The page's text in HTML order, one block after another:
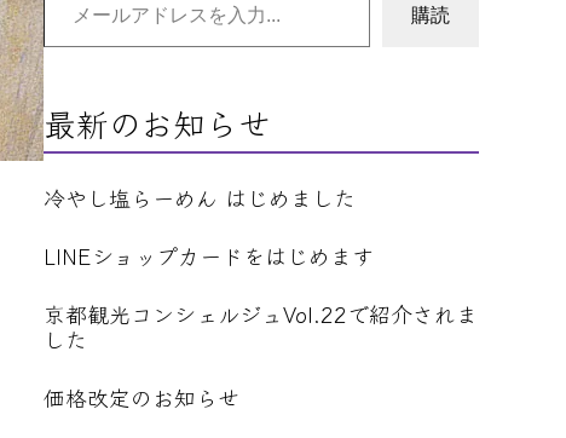
購読
最新のお知らせ
冷やし塩らーめん はじめました
LINEショップカードをはじめます
京都観光コンシェルジュVol.22で紹介されま
した
価格改定のお知らせ